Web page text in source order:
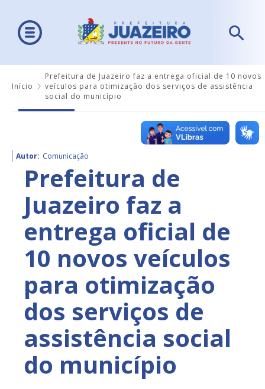
Início
Prefeitura de Juazeiro faz a entrega oficial de 10 novos
veículos para otimização dos serviços de assistência
social do município
Autor: Comunicação
Prefeitura de
Juazeiro faz a
entrega oficial de
10 novos veículos
para otimização
dos serviços de
assistência social
do município